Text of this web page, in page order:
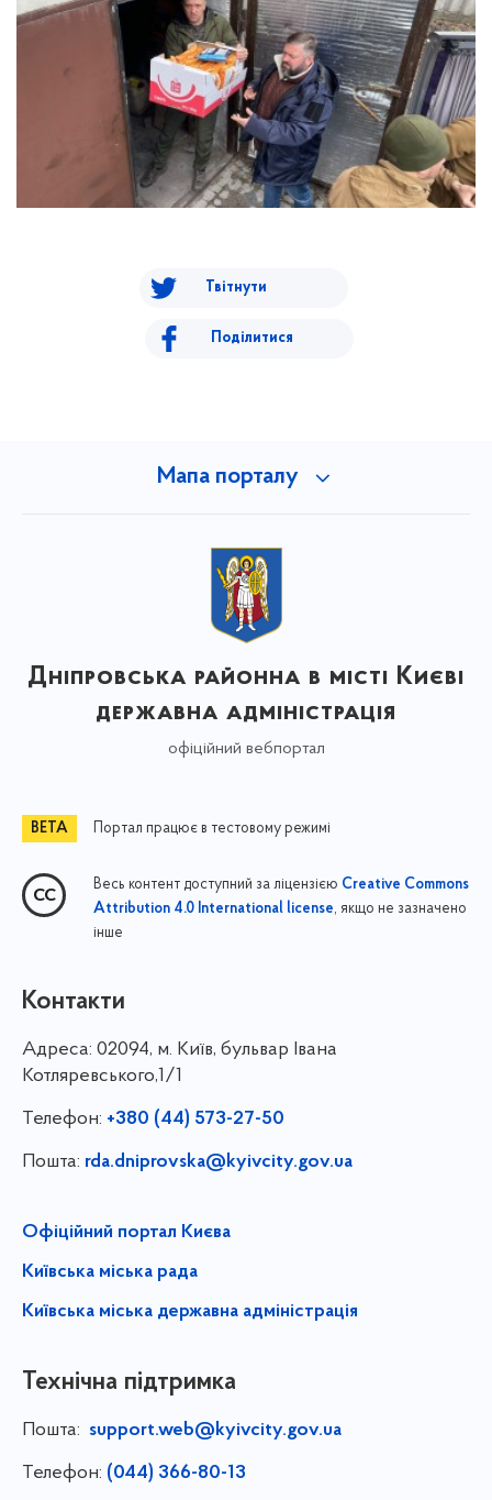
Твітнути
Поділитися
Мапа порталу
Дніпровська районна в місті Києві
державна адміністрація
офіційний вебпортал
Портал працює в тестовому режимі
Весь контент доступний за ліцензією Creative Commons
Attribution 4.0 International license, якщо не зазначено
інше
Контакти
Адреса: 02094, м. Київ, бульвар Івана
Котляревського,1/1
Телефон: +380 (44) 573-27-50
Пошта: rda.dniprovska@kyivcity.gov.ua
Офіційний портал Києва
Київська міська рада
Київська міська державна адміністрація
Технічна підтримка
Пошта: support.web@kyivcity.gov.ua
Телефон: (044) 366-80-13